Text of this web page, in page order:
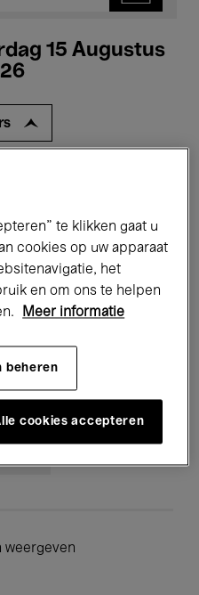
15 Augustus
Films
& Debatten
Global Music
Palace
weergeven
te klikken gaat u
cookies op uw apparaat
het
en om ons te helpen
Meer informatie
beheren
cookies accepteren